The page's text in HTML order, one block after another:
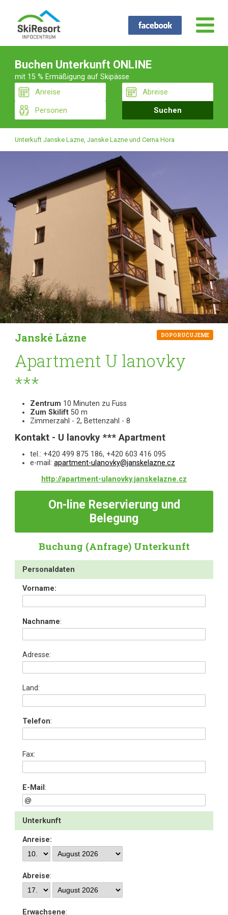
Buchen Unterkunft ONLINE
mit 15 % Ermäßigung auf Skipässe
Unterkuft Janske Lazne, Janske Lazne und Cerna Hora
Janské Lázne DOPORUČUJEME
Apartment U lanovky
***
Zentrum 10 Minuten zu Fuss
Zum Skilift 50 m
Zimmerzahl - 2, Bettenzahl - 8
Kontakt - U lanovky *** Apartment
tel.: +420 499 875 186, +420 603 416 095
e-mail: apartment-ulanovky@janskelazne.cz
http://apartment-ulanovky.janskelazne.cz
On-line Reservierung und
Belegung
Buchung (Anfrage) Unterkunft
Personaldaten
Vorname:
Nachname:
Adresse:
Land:
Telefon:
Fax:
E-Mail :
Unterkunft
Anreise:
Abreise:
Erwachsene: